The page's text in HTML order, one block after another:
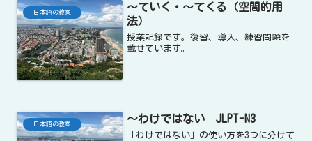
日本語の教案
〜ていく・〜てくる（空間的用
法）
授業記録です。復習、導入、練習問題を
載せています。
日本語の教案 〜わけではない JLPT-N3
「わけではない」の使い方を3つに分けて